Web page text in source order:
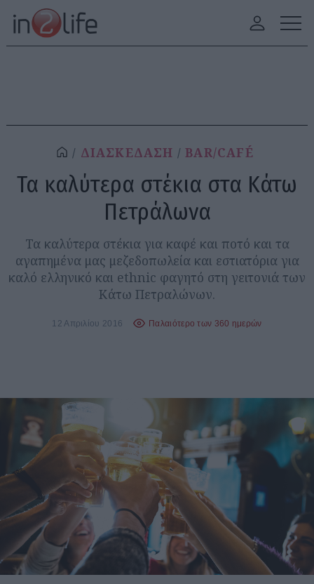
ΔΙΑΣΚΕΔΑΣΗ BAR/CAFÉ
Τα καλύτερα στέκια στα Κάτω
Πετράλωνα
Τα καλύτερα στέκια για καφέ και ποτό και τα
αγαπημένα μας μεζεδοπωλεία και εστιατόρια για
καλό ελληνικό και ethnic φαγητό στη γειτονιά των
Κάτω Πετραλώνων.
12 Απριλίου 2016 Παλαιότερο των 360 ημερών